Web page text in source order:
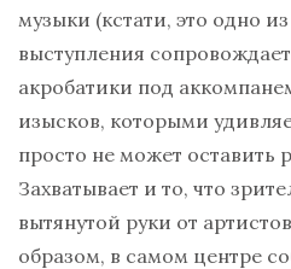
музыки (кстати, это одно
выступления
акробатики под
изысков, которыми
просто не может оставить
Захватывает и то, что
вытянутой руки от
образом, в самом центре